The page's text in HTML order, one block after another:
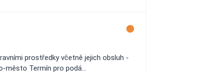
prostředky včetně jejich obsluh -
město Termín pro podá...